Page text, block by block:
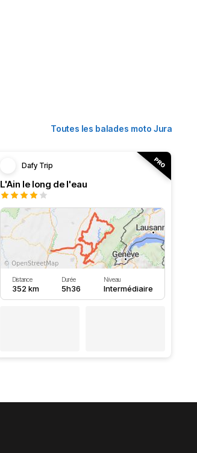
Toutes les balades moto Jura
Dafy Trip
L'Ain le long de l'eau
Distance
352 km
Durée
5h36
Niveau
Intermédiaire